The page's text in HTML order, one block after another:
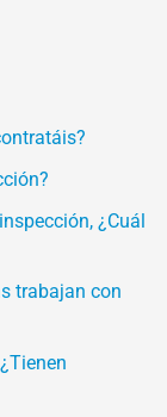
¿Cuál
trabajan con